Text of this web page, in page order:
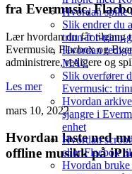
Hvordan spille
Slik endrer du
trinn-for-trinn-
Hvordan
MAC
Slik overfører
Evermusic:
Hvordan
sjangre i
enhet
Hvordan
eller Flacbox
Hvordan
fra Evermusic,
Lær hvordan du får tilgang
Evermusic, Flacbox og
administrere, redigere og
Les mer
mars 10, 2022
Hvordan laste ned
offline musikk på